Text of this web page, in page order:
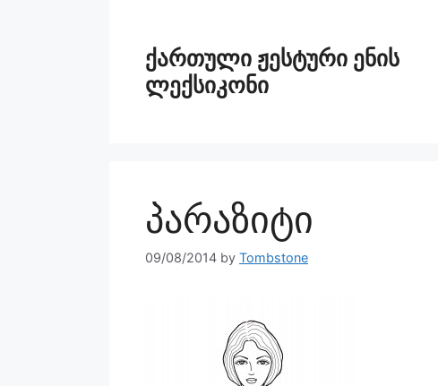
ქართული ჟესტური ენის
ლექსიკონი
პარაზიტი
09/08/2014 by Tombstone